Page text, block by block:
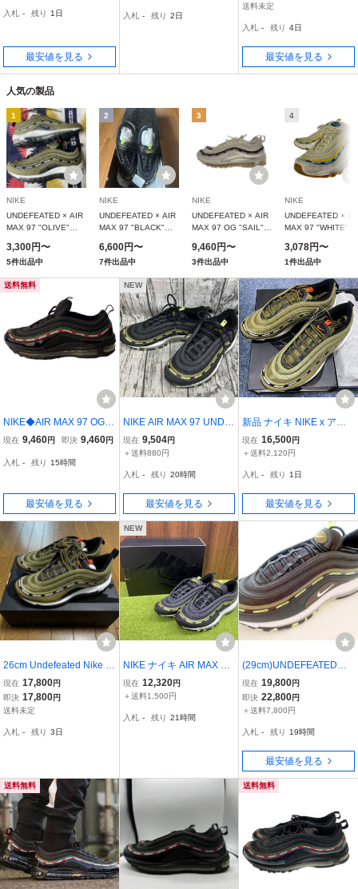
ニーカー サイズ28.5 ブラ
入札 - 残り 1日
最安値を見る
入札 - 残り 2日
送料未定
入札 - 残り 4日
最安値を見る
人気の製品
1
NIKE
UNDEFEATED × AIR
MAX 97 "OLIVE"
ティアグリーン/オレ
ンジブレイズ/ホワイ
ト/ブラック）
3,300円〜
5件出品中
2
NIKE
UNDEFEATED × AIR
MAX 97 "BLACK"
ック/ボルト/ミリティ
アグリーン/ホワイ
ト）
6,600円〜
7件出品中
3
NIKE
UNDEFEATED × AIR
MAX 97 OG "SAIL"
ル/ホワイト/ゴージグ
リーン/スペードレッ
ド）
9,460円〜
3件出品中
4
NIKE
UNDEFEATED ×
MAX 97 "WHITE"
ル/エアロブルー/ミ
ドウェストゴールド/
ホワイト）
3,078円〜
1件出品中
送料無料
NIKE◆AIR MAX 97 OG /
UNDFTD/エアマックス9
7cm/BLK
現在 9,460円 即決 9,460円
入札 - 残り 15時間
最安値を見る
NEW
NIKE AIR MAX 97 UNDF
TD UNDEFEATED ナイキ
スニーカー 27.5cm ブラ
現在 9,504円
＋送料880円
入札 - 残り 20時間
最安値を見る
新品 ナイキ NIKE x アン
ディフィーテッド 27.5cm
UNDEFEATED AIR MAX
GREEN/BLACK DC4830-
300
現在 16,500円
＋送料2,120円
入札 - 残り 1日
最安値を見る
26cm Undefeated Nike Ai
r Max 97 エアマックス
現在 17,800円
即決 17,800円
送料未定
入札 - 残り 3日
NEW
NIKE ナイキ AIR MAX 97
UNDEFEATED サイズ28c
m ブラック系×イエローラ
ズ スニーカー UNDFTD
現在 12,320円
＋送料1,500円
入札 - 残り 21時間
(29cm)UNDEFEATED限
定Nike Air Max 97ナイキ
エアマックス97 DC4830-
001
現在 19,800円
即決 22,800円
＋送料7,800円
入札 - 残り 19時間
最安値を見る
送料無料 送料無料